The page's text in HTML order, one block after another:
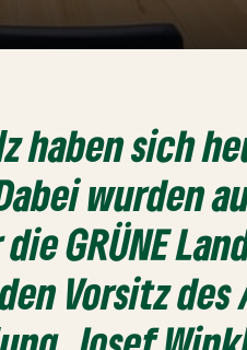
haben sich
wurden
GRÜNE
Vorsitz des